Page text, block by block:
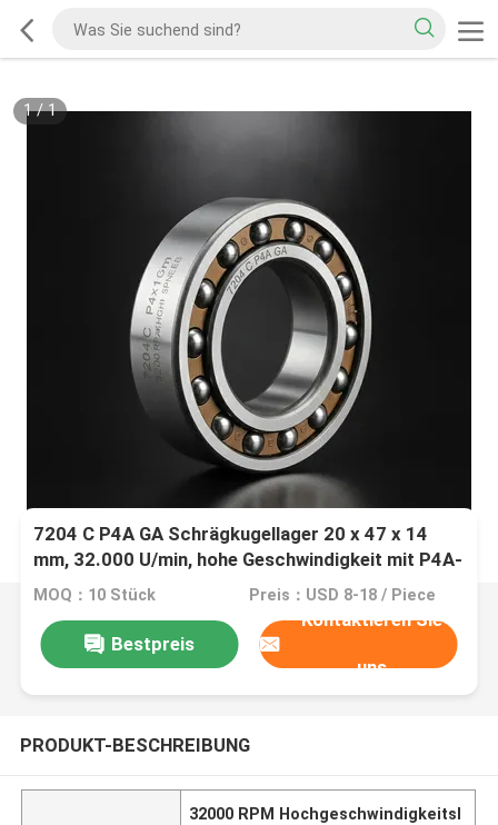
1/1
7204 C P4A GA Schrägkugellager 20 x 47 x 14
mm, 32.000 U/min, hohe Geschwindigkeit mit P4A-
Präzision und 15° Kontaktwinkel für CNC-Spindel
MOQ：10 Stück Preis：USD 8-18 / Piece
Bestpreis
Kontaktieren Sie
uns
PRODUKT-BESCHREIBUNG
32000 RPM Hochgeschwindigkeitsl